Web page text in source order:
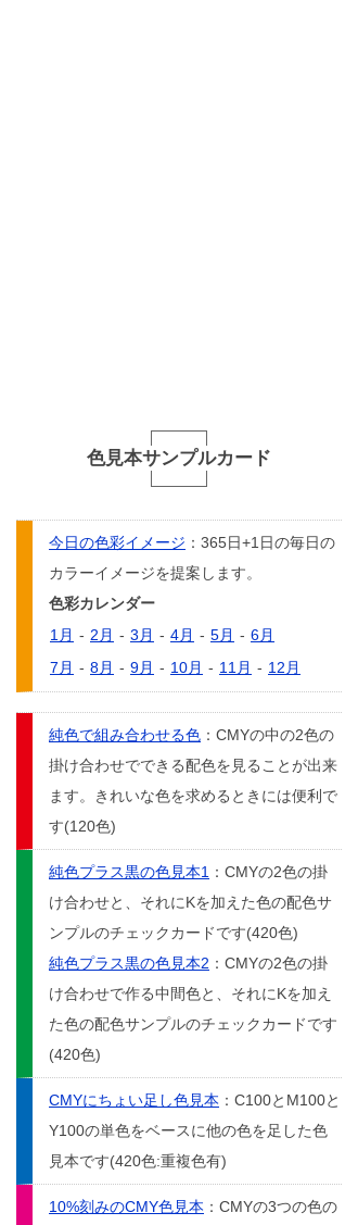
色見本サンプルカード
今日の色彩イメージ ：365日+1日の毎日の
カラーイメージを提案します。
色彩カレンダー
1月 - 2月 - 3月 - 4月 - 5月 - 6月
7月 - 8月 - 9月 - 10月 - 11月 - 12月
純色で組み合わせる色 ：CMYの中の2色の
掛け合わせでできる配色を見ることが出来
ます。きれいな色を求めるときには便利で
す(120色)
純色プラス黒の色見本1 ：CMYの2色の掛
け合わせと、それにKを加えた色の配色サ
ンプルのチェックカードです(420色)
純色プラス黒の色見本2 ：CMYの2色の掛
け合わせで作る中間色と、それにKを加え
た色の配色サンプルのチェックカードです
(420色)
CMYにちょい足し色見本 ：C100とM100と
Y100の単色をベースに他の色を足した色
見本です(420色:重複色有)
10%刻みのCMY色見本 ：CMYの3つの色の